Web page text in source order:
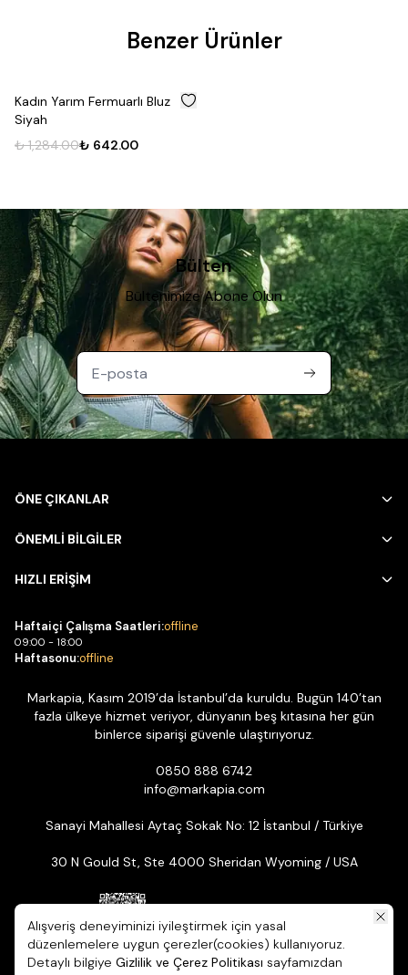
Alışveriş deneyiminizi iyileştirmek için yasal
düzenlemelere uygun çerezler(cookies) kullanıyoruz.
Detaylı bilgiye Gizlilik ve Çerez Politikası sayfamızdan
Benzer Ürünler
% 50
Kadın Yarım Fermuarlı Bluz
Siyah
₺ 1,284.00₺ 642.00
Bülten
Bültenimize Abone Olun
ÖNE ÇIKANLAR
ÖNEMLİ BİLGİLER
HIZLI ERİŞİM
Haftaiçi Çalışma Saatleri:offline
09:00 - 18:00
Haftasonu:offline
Markapia, Kasım 2019’da İstanbul’da kuruldu. Bugün 140’tan
fazla ülkeye hizmet veriyor, dünyanın beş kıtasına her gün
binlerce siparişi güvenle ulaştırıyoruz.
0850 888 6742
info@markapia.com
Sanayi Mahallesi Aytaç Sokak No: 12 İstanbul / Türkiye
30 N Gould St, Ste 4000 Sheridan Wyoming / USA